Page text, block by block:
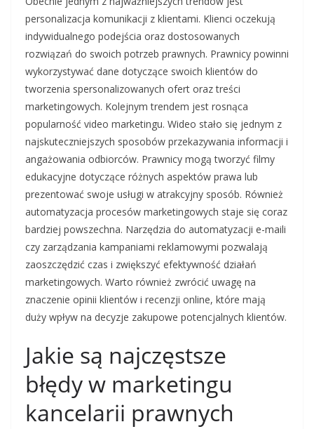
personalizacja komunikacji z klientami. Klienci oczekują
indywidualnego podejścia oraz dostosowanych
rozwiązań do swoich potrzeb prawnych. Prawnicy powinni
wykorzystywać dane dotyczące swoich klientów do
tworzenia spersonalizowanych ofert oraz treści
marketingowych. Kolejnym trendem jest rosnąca
popularność video marketingu. Wideo stało się jednym z
najskuteczniejszych sposobów przekazywania informacji i
angażowania odbiorców. Prawnicy mogą tworzyć filmy
edukacyjne dotyczące różnych aspektów prawa lub
prezentować swoje usługi w atrakcyjny sposób. Również
automatyzacja procesów marketingowych staje się coraz
bardziej powszechna. Narzędzia do automatyzacji e-maili
czy zarządzania kampaniami reklamowymi pozwalają
zaoszczędzić czas i zwiększyć efektywność działań
marketingowych. Warto również zwrócić uwagę na
znaczenie opinii klientów i recenzji online, które mają
duży wpływ na decyzje zakupowe potencjalnych klientów.
Jakie są najczęstsze
błędy w marketingu
kancelarii prawnych